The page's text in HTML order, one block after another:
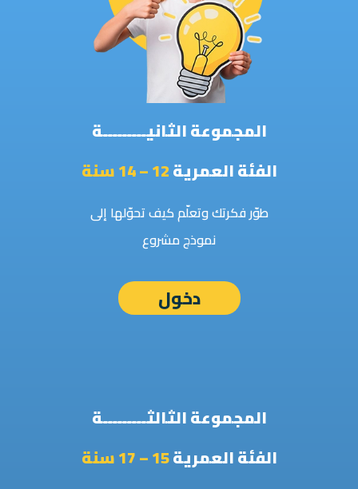
المجموعة الثانيـــــــــة
الفئة العمرية12 – 14 سنة
طوّر فكرتك وتعلّم كيف تحوّلها إلى
نموذج مشروع
دخول
المجموعة الثالثـــــــــة
الفئة العمرية15 – 17 سنة